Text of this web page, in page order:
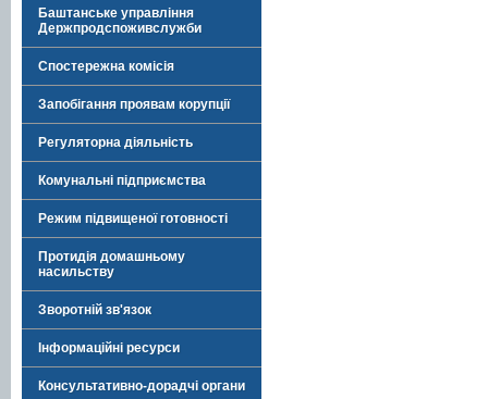
Баштанське управління
Держпродспоживслужби
Спостережна комісія
Запобігання проявам корупції
Регуляторна діяльність
Комунальні підприємства
Режим підвищеної готовності
Протидія домашньому
насильству
Зворотній зв'язок
Інформаційні ресурси
Консультативно-дорадчі органи